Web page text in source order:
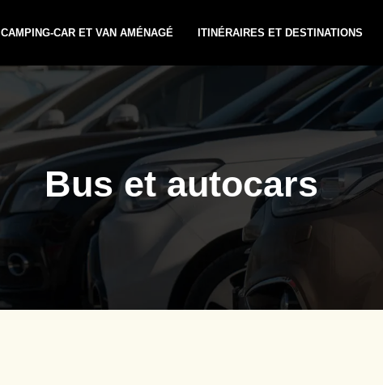
CAMPING-CAR ET VAN AMÉNAGÉ ITINÉRAIRES ET DESTINATIONS
Bus et autocars